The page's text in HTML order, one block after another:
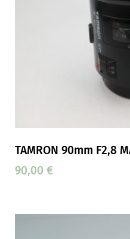
TAMRON 90mm F2,8
90,00 €